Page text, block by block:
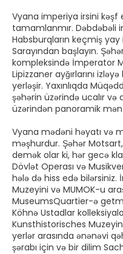
Vyana imperiya irsini
tamamlanmır. Dəbdəbəli
Habsburqların keçmiş
Sarayından başlayın.
kompleksində İmperator
Lipizzaner ayğırlarını
yerləşir. Yaxınlıqda
şəhərin üzərində ucalır və
üzərindən panoramik
Vyana mədəni həyatı və
məşhurdur. Şəhər
demək olar ki, hər gecə
Dövlət Operası və
hələ də hiss edə bilərsiniz.
Muzeyini və MUMOK-u
MuseumsQuartier-ə
Köhnə Ustadlar
Kunsthistorisches
yerlər arasında ənənəvi
şərabı için və bir dilim